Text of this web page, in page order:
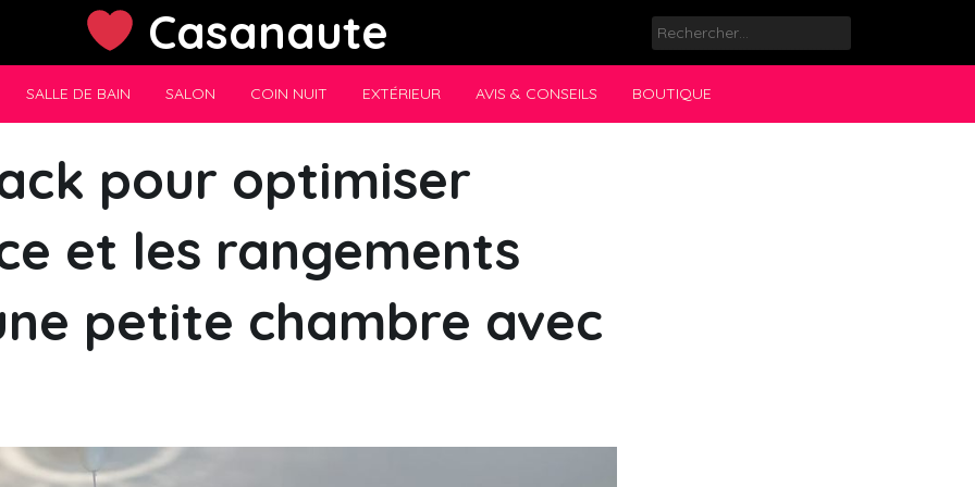
Casanaute Rechercher :
SALLE DE BAIN SALON COIN NUIT EXTÉRIEUR AVIS & CONSEILS BOUTIQUE
pour optimiser
et les rangements
petite chambre avec